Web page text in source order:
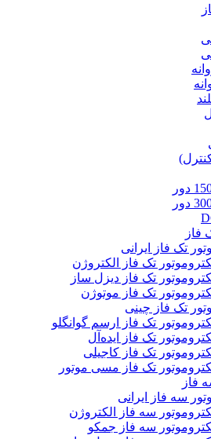
فاز
تک فاز ایرانی
تک فاز الکتروژن
تک فاز دیزل ساز
تک فاز موتوژن
تک فاز چینی
تک فاز ارسم گوانگلو
تک فاز ایده‌آل
تک فاز کاجیلی
تک فاز مسی موتور
فاز
سه فاز ایرانی
سه فاز الکتروژن
سه فاز جمکو